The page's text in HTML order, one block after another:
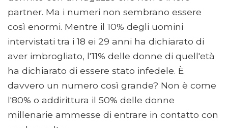
partner. Ma i numeri non sembrano essere
così enormi. Mentre il 10% degli uomini
intervistati tra i 18 ei 29 anni ha dichiarato di
aver imbrogliato, l'11% delle donne di quell'età
ha dichiarato di essere stato infedele. È
davvero un numero così grande? Non è come
l'80% o addirittura il 50% delle donne
millenarie ammesse di entrare in contatto con